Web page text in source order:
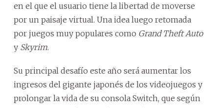
en el que el usuario tiene la libertad de moverse
por un paisaje virtual. Una idea luego retomada
por juegos muy populares como Grand Theft Auto
y Skyrim.
Su principal desafío este año será aumentar los
ingresos del gigante japonés de los videojuegos y
prolongar la vida de su consola Switch, que según